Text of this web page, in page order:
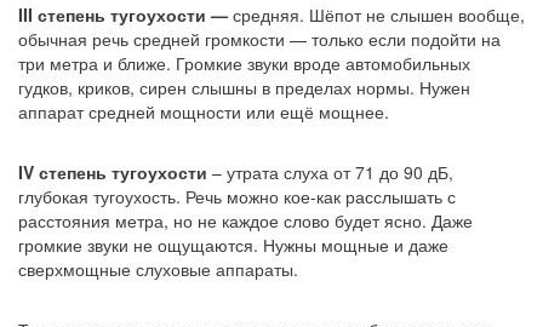
III степень тугоухости — средняя. Шёпот не слышен вообще,
обычная речь средней громкости — только если подойти на
три метра и ближе. Громкие звуки вроде автомобильных
гудков, криков, сирен слышны в пределах нормы. Нужен
аппарат средней мощности или ещё мощнее.
IV степень тугоухости – утрата слуха от 71 до 90 дБ,
глубокая тугоухость. Речь можно кое-как расслышать с
расстояния метра, но не каждое слово будет ясно. Даже
громкие звуки не ощущаются. Нужны мощные и даже
сверхмощные слуховые аппараты.